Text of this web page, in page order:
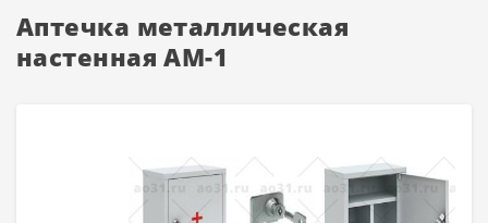
Аптечка металлическая
настенная АМ-1